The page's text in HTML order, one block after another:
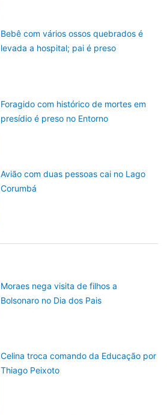
Bebê com vários ossos quebrados é
levada a hospital; pai é preso
Foragido com histórico de mortes em
presídio é preso no Entorno
Avião com duas pessoas cai no Lago
Corumbá
Moraes nega visita de filhos a
Bolsonaro no Dia dos Pais
Celina troca comando da Educação por
Thiago Peixoto